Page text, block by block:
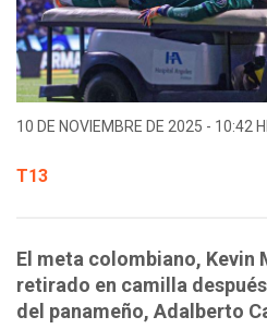
10 DE NOVIEMBRE DE 2025 - 10:42
T13
El meta colombiano, Kevin
retirado en camilla
del panameño, Adalberto